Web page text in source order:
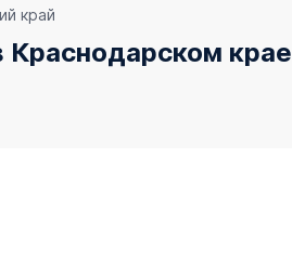
край
Краснодарском крае